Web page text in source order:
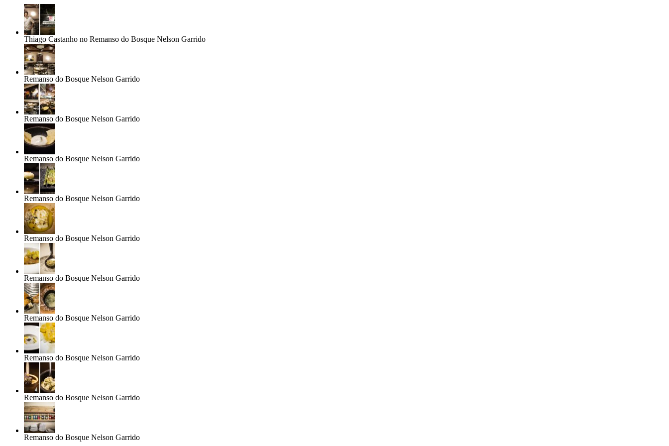
Thiago Castanho no Remanso do Bosque Nelson Garrido
Remanso do Bosque Nelson Garrido
Remanso do Bosque Nelson Garrido
Remanso do Bosque Nelson Garrido
Remanso do Bosque Nelson Garrido
Remanso do Bosque Nelson Garrido
Remanso do Bosque Nelson Garrido
Remanso do Bosque Nelson Garrido
Remanso do Bosque Nelson Garrido
Remanso do Bosque Nelson Garrido
Remanso do Bosque Nelson Garrido